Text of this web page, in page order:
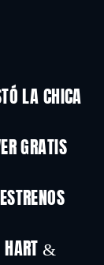
LA CHICA
GRATIS
HART &